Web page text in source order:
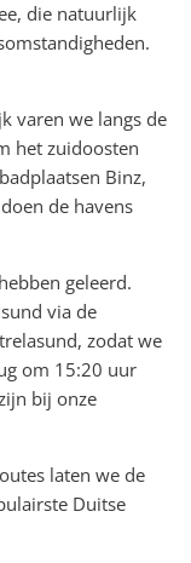
die natuurlijk
varen we langs de
het zuidoosten
Binz,
de havens
geleerd.
via de
zodat we
om 15:20 uur
bij onze
laten we de
Duitse